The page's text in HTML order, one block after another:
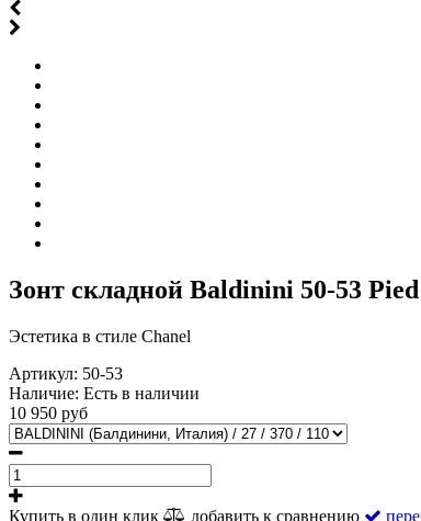
Зонт складной Baldinini 50-53
Эстетика в стиле Chanel
Артикул: 50-53
Наличие: Есть в наличии
10 950 руб
Купить в один клик добавить к сравнению